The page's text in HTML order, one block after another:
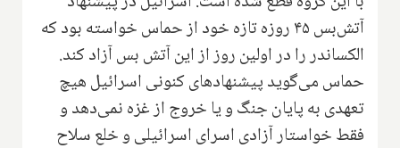
آتش‌بس ۴۵ روزه تازه خود از حماس خواسته بود که
الکساندر را در اولین روز از این آتش بس آزاد کند.
حماس می‌گوید پیشنهادهای کنونی اسرائیل هیچ
تعهدی به پایان جنگ و یا خروج از غزه نمی‌دهد و
فقط خواستار آزادی اسرای اسرائیلی و خلع سلاح